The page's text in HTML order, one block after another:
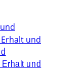
und